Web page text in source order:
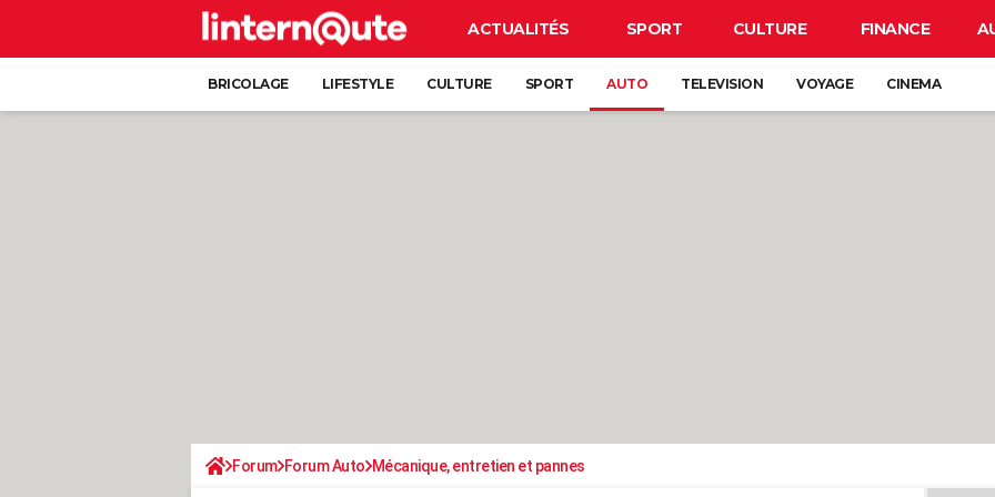
ACTUALITÉS SPORT CULTURE FINANCE
BRICOLAGE LIFESTYLE CULTURE SPORT AUTO TELEVISION VOYAGE CINEMA
Forum Forum Auto Mécanique, entretien et pannes